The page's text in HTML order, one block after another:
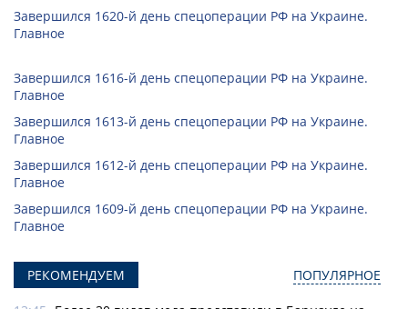
Завершился 1620-й день спецоперации РФ на Украине.
Главное
Завершился 1616-й день спецоперации РФ на Украине.
Главное
Завершился 1613-й день спецоперации РФ на Украине.
Главное
Завершился 1612-й день спецоперации РФ на Украине.
Главное
Завершился 1609-й день спецоперации РФ на Украине.
Главное
РЕКОМЕНДУЕМ ПОПУЛЯРНОЕ